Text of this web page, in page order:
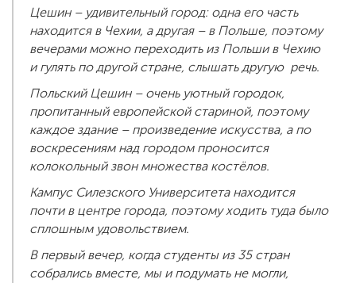
Цешин – удивительный город: одна его часть
находится в Чехии, а другая – в Польше, поэтому
вечерами можно переходить из Польши в Чехию
и гулять по другой стране, слышать другую речь.
Польский Цешин – очень уютный городок,
пропитанный европейской стариной, поэтому
каждое здание – произведение искусства, а по
воскресениям над городом проносится
колокольный звон множества костёлов.
Кампус Силезского Университета находится
почти в центре города, поэтому ходить туда было
сплошным удовольствием.
В первый вечер, когда студенты из 35 стран
собрались вместе, мы и подумать не могли,